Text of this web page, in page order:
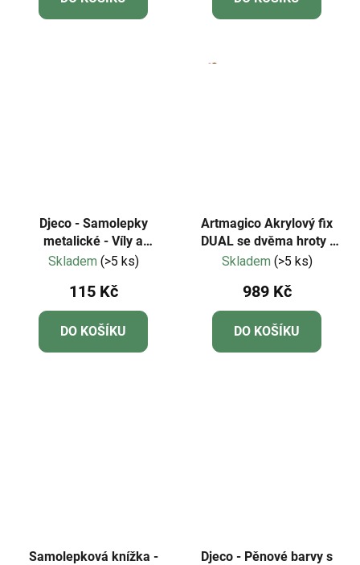
Djeco - Samolepky
metalické - Víly a
jednorožci
Skladem (>5 ks)
115 Kč
DO KOŠÍKU
Artmagico Akrylový fix
DUAL se dvěma hroty |
80326
Skladem (>5 ks)
989 Kč
DO KOŠÍKU
Samolepková knížka -
Djeco - Pěnové barvy s